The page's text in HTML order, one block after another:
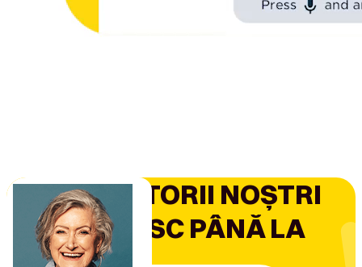
UTILIZATORII NOȘTRI
ROSTESC PÂNĂ LA